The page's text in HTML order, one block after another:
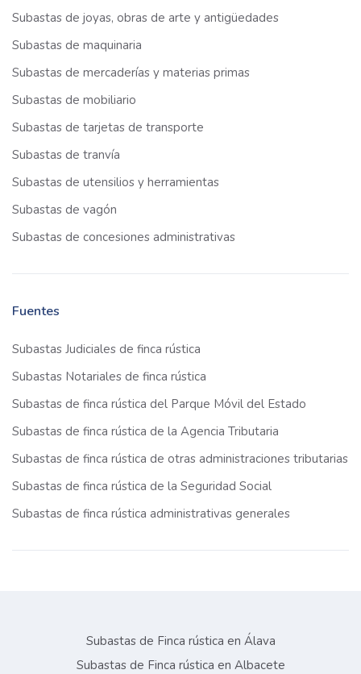
Subastas de joyas, obras de arte y antigüedades
Subastas de maquinaria
Subastas de mercaderías y materias primas
Subastas de mobiliario
Subastas de tarjetas de transporte
Subastas de tranvía
Subastas de utensilios y herramientas
Subastas de vagón
Subastas de concesiones administrativas
Fuentes
Subastas Judiciales de finca rústica
Subastas Notariales de finca rústica
Subastas de finca rústica del Parque Móvil del Estado
Subastas de finca rústica de la Agencia Tributaria
Subastas de finca rústica de otras administraciones tributarias
Subastas de finca rústica de la Seguridad Social
Subastas de finca rústica administrativas generales
Subastas de Finca rústica en Álava
Subastas de Finca rústica en Albacete